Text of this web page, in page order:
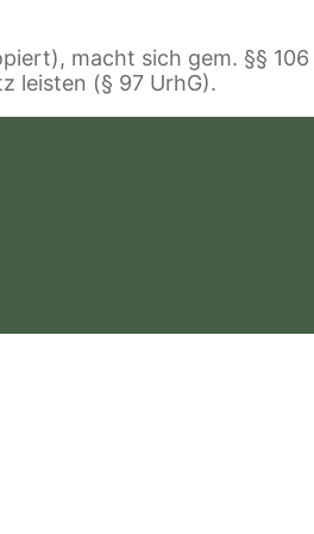
macht sich gem. §§
leisten (§ 97 UrhG).